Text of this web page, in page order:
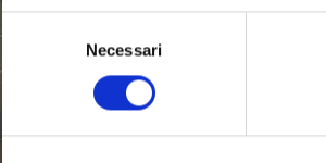
consenso
Necessari